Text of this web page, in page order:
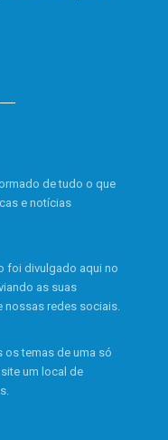
de tudo o que
e notícias
foi divulgado aqui no
as suas
redes sociais.
temas de uma só
um local de